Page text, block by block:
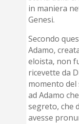
in maniera
Genesi.
Secondo
Adamo,
eloista, non
ricevette da
momento
ad Adamo
segreto, che
avesse